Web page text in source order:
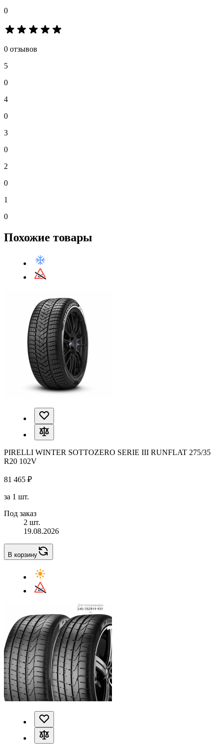
0
0 отзывов
5
0
4
0
3
0
2
0
1
0
Похожие товары
PIRELLI WINTER SOTTOZERO SERIE III RUNFLAT 275/35
R20 102V
81 465 ₽
за 1 шт.
Под заказ
2 шт.
19.08.2026
В корзину